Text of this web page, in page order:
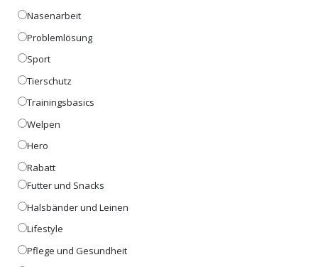
Nasenarbeit
Problemlösung
Sport
Tierschutz
Trainingsbasics
Welpen
Hero
Rabatt
Futter und Snacks
Halsbänder und Leinen
Lifestyle
Pflege und Gesundheit